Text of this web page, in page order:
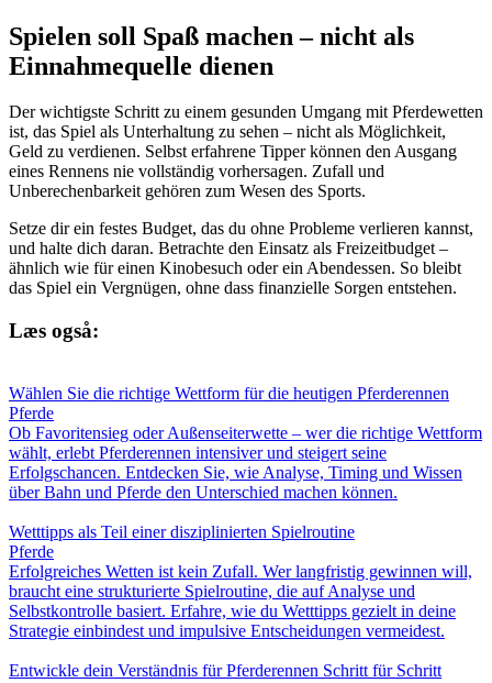
Spielen soll Spaß machen – nicht als
Einnahmequelle dienen
Der wichtigste Schritt zu einem gesunden Umgang mit Pferdewetten
ist, das Spiel als Unterhaltung zu sehen – nicht als Möglichkeit,
Geld zu verdienen. Selbst erfahrene Tipper können den Ausgang
eines Rennens nie vollständig vorhersagen. Zufall und
Unberechenbarkeit gehören zum Wesen des Sports.
Setze dir ein festes Budget, das du ohne Probleme verlieren kannst,
und halte dich daran. Betrachte den Einsatz als Freizeitbudget –
ähnlich wie für einen Kinobesuch oder ein Abendessen. So bleibt
das Spiel ein Vergnügen, ohne dass finanzielle Sorgen entstehen.
Læs også:
Wählen Sie die richtige Wettform für die heutigen Pferderennen
Pferde
Ob Favoritensieg oder Außenseiterwette – wer die richtige Wettform
wählt, erlebt Pferderennen intensiver und steigert seine
Erfolgschancen. Entdecken Sie, wie Analyse, Timing und Wissen
über Bahn und Pferde den Unterschied machen können.
Wetttipps als Teil einer disziplinierten Spielroutine
Pferde
Erfolgreiches Wetten ist kein Zufall. Wer langfristig gewinnen will,
braucht eine strukturierte Spielroutine, die auf Analyse und
Selbstkontrolle basiert. Erfahre, wie du Wetttipps gezielt in deine
Strategie einbindest und impulsive Entscheidungen vermeidest.
Entwickle dein Verständnis für Pferderennen Schritt für Schritt